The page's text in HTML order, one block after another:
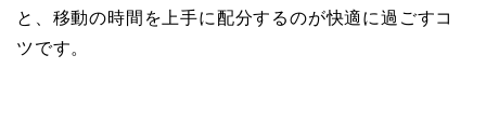
と、移動の時間を上手に配分するのが快適に過ごすコ
ツです。